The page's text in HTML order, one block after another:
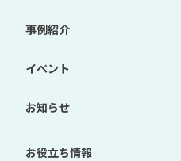
事例紹介
イベント
お知らせ
お役立ち情報